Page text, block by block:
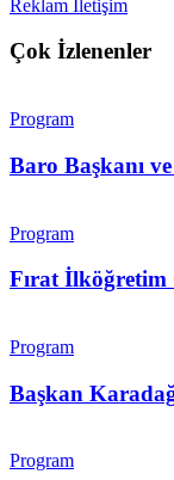
Reklam İletişim
Çok İzlenenler
Program
Baro Başkanı
Program
Fırat
Program
Başkan
Program